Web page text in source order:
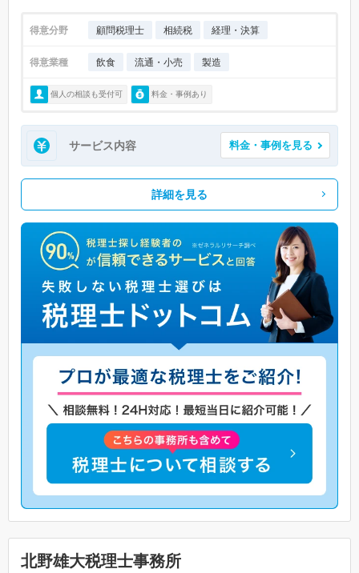
得意分野 顧問税理士 相続税 経理・決算
得意業種 飲食 流通・小売 製造
個人の相談も受付可 料金・事例あり
サービス内容 料金・事例を見る
詳細を見る
北野雄大税理士事務所